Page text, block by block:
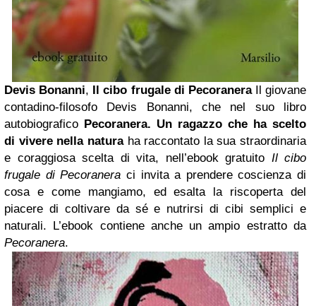
Devis Bonanni, Il cibo frugale di PecoraneraIl giovane
contadino-filosofo Devis Bonanni, che nel suo libro
autobiografico Pecoranera. Un ragazzo che ha scelto
di vivere nella naturaha raccontato la sua straordinaria
e coraggiosa scelta di vita, nell’ebook gratuito Il cibo
frugale di Pecoranera ci invita a prendere coscienza di
cosa e come mangiamo, ed esalta la riscoperta del
piacere di coltivare da sé e nutrirsi di cibi semplici e
naturali. L’ebook contiene anche un ampio estratto da
Pecoranera.